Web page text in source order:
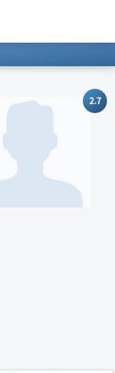
2.7